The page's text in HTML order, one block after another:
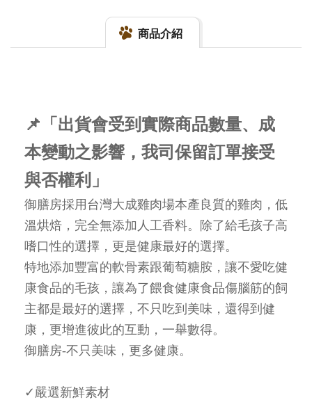
商品介紹
📌「出貨會受到實際商品數量、成
本變動之影響，我司保留訂單接受
與否權利」
御膳房採用台灣大成雞肉場本產良質的雞肉，低
溫烘焙，完全無添加人工香料。除了給毛孩子高
嗜口性的選擇，更是健康最好的選擇。
特地添加豐富的軟骨素跟葡萄糖胺，讓不愛吃健
康食品的毛孩，讓為了餵食健康食品傷腦筋的飼
主都是最好的選擇，不只吃到美味，還得到健
康，更增進彼此的互動，一舉數得。
御膳房-不只美味，更多健康。
✓嚴選新鮮素材